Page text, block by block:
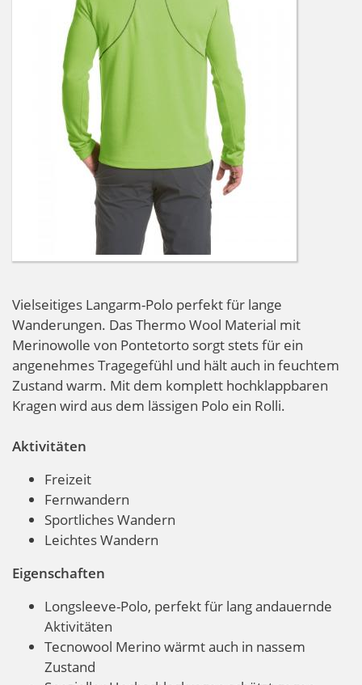
Vielseitiges Langarm-Polo perfekt für lange
Wanderungen. Das Thermo Wool Material mit
Merinowolle von Pontetorto sorgt stets für ein
angenehmes Tragegefühl und hält auch in feuchtem
Zustand warm. Mit dem komplett hochklappbaren
Kragen wird aus dem lässigen Polo ein Rolli.
Aktivitäten
Freizeit
Fernwandern
Sportliches Wandern
Leichtes Wandern
Eigenschaften
Longsleeve-Polo, perfekt für lang andauernde
Aktivitäten
Tecnowool Merino wärmt auch in nassem
Zustand